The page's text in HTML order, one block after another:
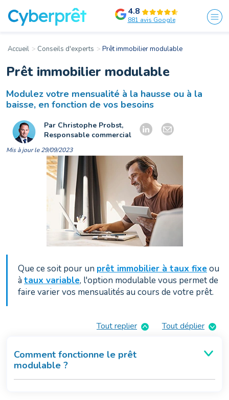
4.8
881 avis Google
Accueil Conseils d'experts Prêt immobilier modulable
Prêt immobilier modulable
Modulez votre mensualité à la hausse ou à la
baisse, en fonction de vos besoins
Par Christophe Probst,
Responsable commercial
Mis à jour le 29/09/2023
Que ce soit pour un prêt immobilier à taux fixe ou
à taux variable, l'option modulable vous permet de
faire varier vos mensualités au cours de votre prêt.
Tout déplier
Tout replier
Comment fonctionne le prêt
modulable ?